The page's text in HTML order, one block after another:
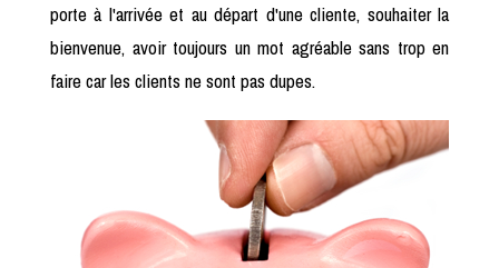
porte à l'arrivée et au départ d'une cliente, souhaiter la
bienvenue, avoir toujours un mot agréable sans trop en
faire car les clients ne sont pas dupes.